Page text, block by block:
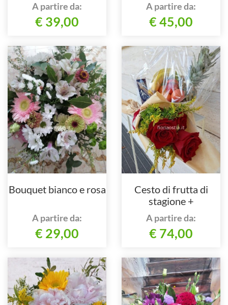
A partire da:
€ 39,00
A partire da:
€ 45,00
Bouquet bianco e rosa
A partire da:
€ 29,00
Cesto di frutta di
stagione +
cioccolatini+3 rose
A partire da:
€ 74,00